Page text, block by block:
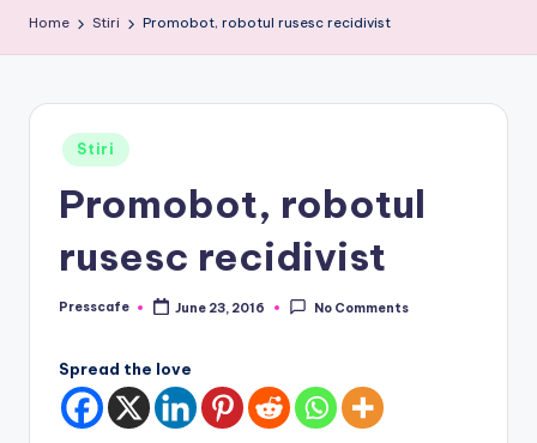
r
e
s
Home Stiri Promobot, robotul rusesc recidivist
Posted
Stiri
Promobot, robotul
rusesc recidivist
Posted
Presscafe June 23, 2016 No Comments
Spread the love